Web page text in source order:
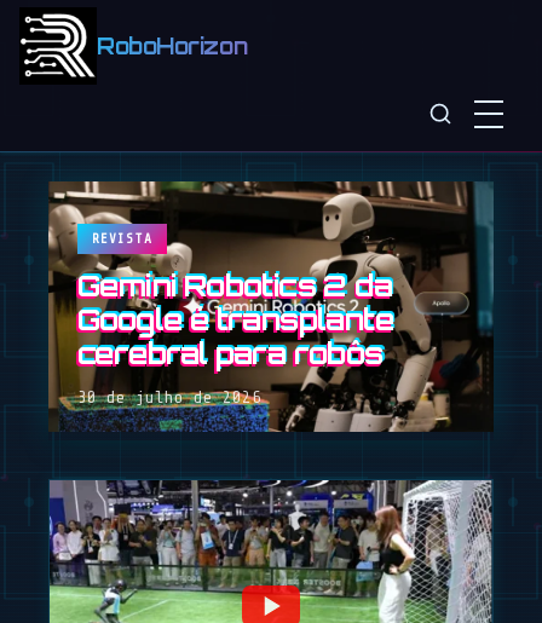
RoboHorizon
REVISTA
Gemini Robotics 2 da
Google é transplante
cerebral para robôs
30 de julho de 2026